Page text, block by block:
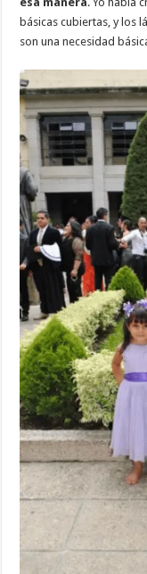
básicas cubiertas, y los
son una necesidad